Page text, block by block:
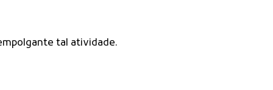
tal atividade.